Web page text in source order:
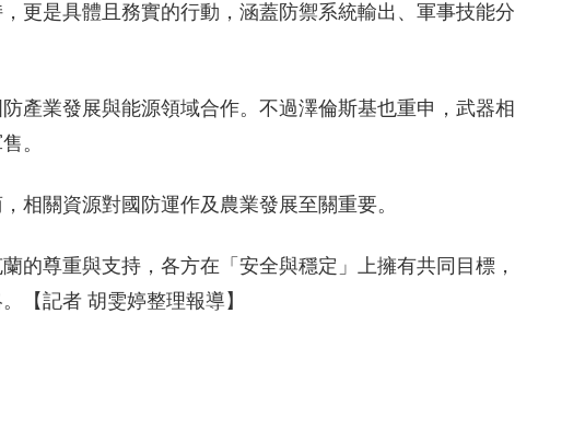
更是具體且務實的行動，涵蓋防禦系統輸出、軍事技能分
產業發展與能源領域合作。不過澤倫斯基也重申，武器相
。
相關資源對國防運作及農業發展至關重要。
的尊重與支持，各方在「安全與穩定」上擁有共同目標，
【記者 胡雯婷整理報導】